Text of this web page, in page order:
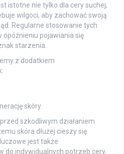
istotne nie tylko dla cery suchej;
wilgoci, aby zachować swoją
Regularne stosowanie tych
pojawiania się
starzenia.
z dodatkiem
skóry.
szkodliwym działaniem
skóra dłużej cieszy się
jest także
do indywidualnych potrzeb cery,